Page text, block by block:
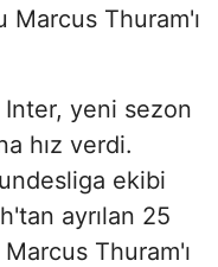
Marcus Thuram'ı
yeni sezon
hız verdi.
ekibi
ayrılan 25
Thuram'ı